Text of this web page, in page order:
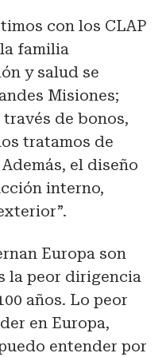
con los CLAP
familia
y salud se
Misiones;
de bonos,
tratamos de
el diseño
interno,
Europa son
la peor dirigencia
años. Lo peor
en Europa,
entender por